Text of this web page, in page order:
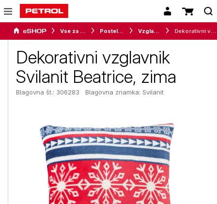
Vse za dom Posteljnina Vzglavniki
Dekorativni vzglavnik
Svilanit Beatrice, zima
Blagovna št.: 306283 Blagovna znamka: Svilanit